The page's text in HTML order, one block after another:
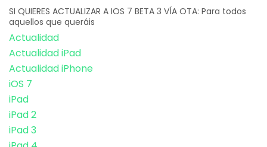
SI QUIERES ACTUALIZAR A IOS 7 BETA 3 VÍA OTA: Para todos
aquellos que queráis
Actualidad
Actualidad iPad
Actualidad iPhone
iOS 7
iPad
iPad 2
iPad 3